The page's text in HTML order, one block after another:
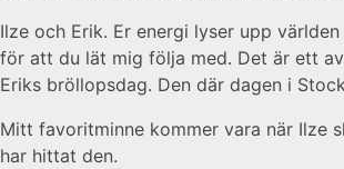
Ilze och Erik. Er energi lyser upp
för att du lät mig följa med. Det är ett
Eriks bröllopsdag. Den där dagen i
Mitt favoritminne kommer vara när Ilze
har hittat den.